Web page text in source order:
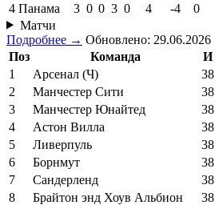
4 Панама 3 0 0 3 0 4 -4
0
Матчи
Подробнее → Обновлено: 29.06.2026
Поз
Команда И
1
Арсенал (Ч) 38
2
Манчестер Сити 38
3
Манчестер Юнайтед 38
4
Астон Вилла 38
5
Ливерпуль 38
6
Борнмут 38
7
Сандерленд 38
8
Брайтон энд Хоув Альбион 38